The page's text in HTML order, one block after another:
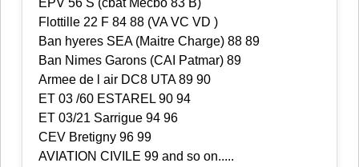
EPV 56 S (cbat Mecbo 83 B)
Flottille 22 F 84 88 (VA VC VD )
Ban hyeres SEA (Maitre Charge) 88 89
Ban Nimes Garons (CAI Patmar) 89
Armee de l air DC8 UTA 89 90
ET 03 /60 ESTAREL 90 94
ET 03/21 Sarrigue 94 96
CEV Bretigny 96 99
AVIATION CIVILE 99 and so on.....